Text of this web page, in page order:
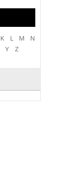
K L M
N
Y Z